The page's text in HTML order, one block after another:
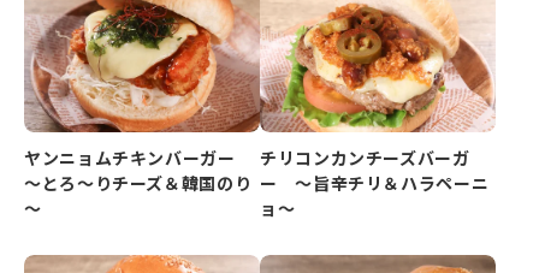
ヤンニョムチキンバーガー
～とろ～りチーズ＆韓国のり
～
チリコンカンチーズバーガ
ー ～旨辛チリ＆ハラペーニ
ョ～